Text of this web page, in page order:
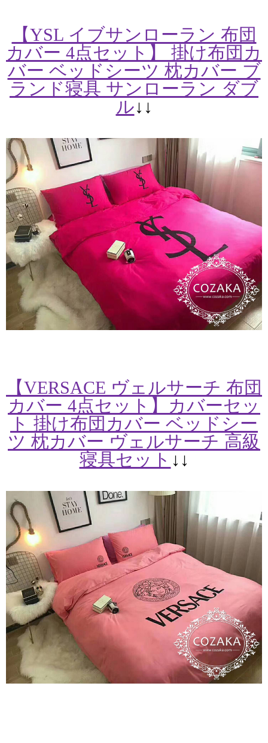
【YSL イブサンローラン 布団
カバー 4点セット】 掛け布団カ
バー ベッドシーツ 枕カバー ブ
ランド寝具 サンローラン ダブ
ル↓↓
【VERSACE ヴェルサーチ 布団
カバー 4点セット】カバーセッ
ト 掛け布団カバー ベッドシー
ツ 枕カバー ヴェルサーチ 高級
寝具セット ↓↓